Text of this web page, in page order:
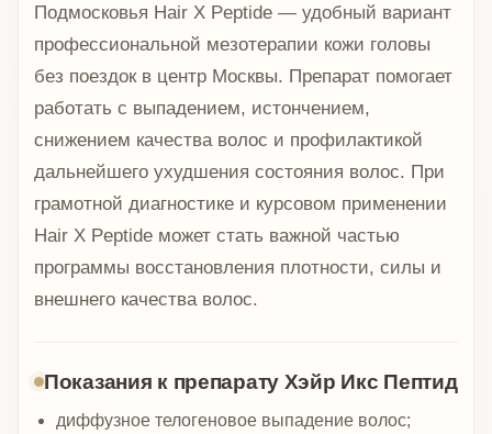
Подмосковья Hair X Peptide — удобный вариант
профессиональной мезотерапии кожи головы
без поездок в центр Москвы. Препарат помогает
работать с выпадением, истончением,
снижением качества волос и профилактикой
дальнейшего ухудшения состояния волос. При
грамотной диагностике и курсовом применении
Hair X Peptide может стать важной частью
программы восстановления плотности, силы и
внешнего качества волос.
Показания к препарату Хэйр Икс Пептид
диффузное телогеновое выпадение волос;